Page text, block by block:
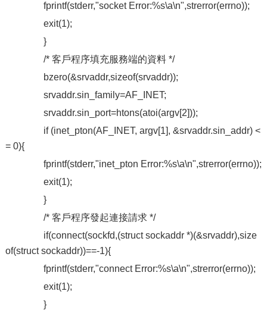
fprintf(stderr,"socket Error:%s\a\n",strerror(errno));
exit(1);
}
/* 客戶程序填充服務端的資料 */
bzero(&srvaddr,sizeof(srvaddr));
srvaddr.sin_family=AF_INET;
srvaddr.sin_port=htons(atoi(argv[2]));
if (inet_pton(AF_INET, argv[1], &srvaddr.sin_addr) <
= 0){
fprintf(stderr,"inet_pton Error:%s\a\n",strerror(errno));
exit(1);
}
/* 客戶程序發起連接請求 */
if(connect(sockfd,(struct sockaddr *)(&srvaddr),size
of(struct sockaddr))==-1){
fprintf(stderr,"connect Error:%s\a\n",strerror(errno));
exit(1);
}